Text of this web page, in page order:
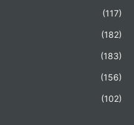
(117)
(182)
(183)
(156)
(102)